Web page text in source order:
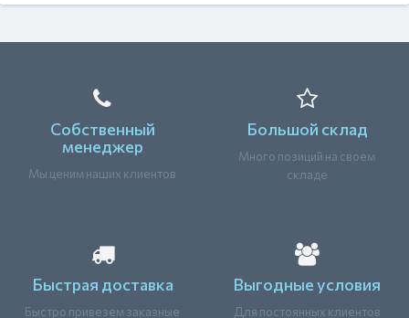
Собственный
менеджер
Мы ценим наших клиентов
Большой склад
Много позиций на своем
складе
Быстрая доставка
Быстро привезем заказные
Выгодные условия
Для постоянных клиентов